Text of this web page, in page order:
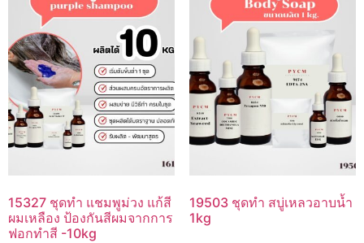
15327 ชุดทำ แชมพูม่วง แก้สี
ผมเหลือง ป้องกันสีผมจากการ
ฟอกทำสี -10kg
19503 ชุดทำ สบู่เหลวอาบน้ำ
1kg